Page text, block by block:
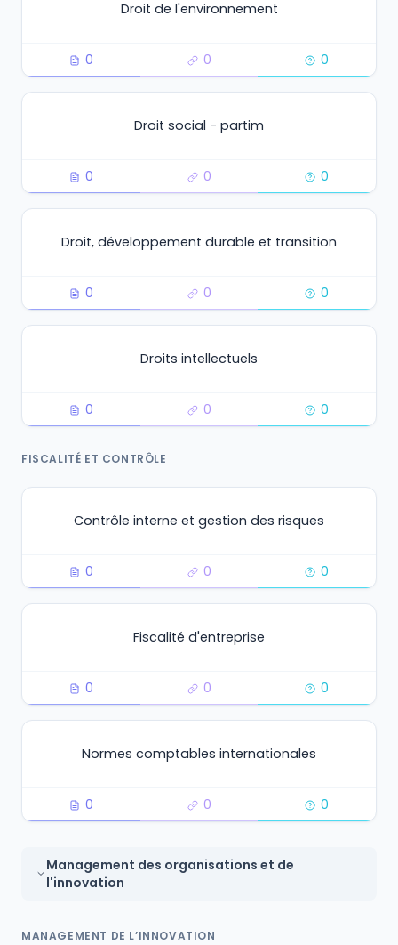
Droit de l'environnement
0 0 0
Droit social - partim
0 0 0
Droit, développement durable et transition
0 0 0
Droits intellectuels
0 0 0
FISCALITÉ ET CONTRÔLE
Contrôle interne et gestion des risques
0 0 0
Fiscalité d'entreprise
0 0 0
Normes comptables internationales
0 0 0
Management des organisations et de
l'innovation
MANAGEMENT DE L’INNOVATION